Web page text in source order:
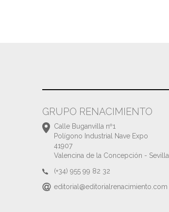
GRUPO RENACIMIENTO
Calle Buganvilla nº1
Polígono Industrial Nave Expo
41907
Valencina de la Concepción - Sevilla
(+34) 955 99 82 32
editorial@editorialrenacimiento.com